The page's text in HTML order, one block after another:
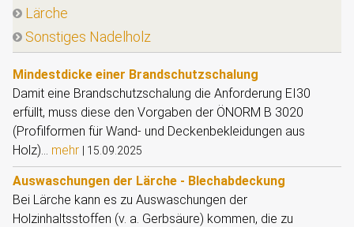
Lärche
Sonstiges Nadelholz
Mindestdicke einer Brandschutzschalung
Damit eine Brandschutzschalung die Anforderung EI30
erfüllt, muss diese den Vorgaben der ÖNORM B 3020
(Profilformen für Wand- und Deckenbekleidungen aus
Holz)... mehr 15.09.2025
Auswaschungen der Lärche - Blechabdeckung
Bei Lärche kann es zu Auswaschungen der
Holzinhaltsstoffen (v. a. Gerbsäure) kommen, die zu